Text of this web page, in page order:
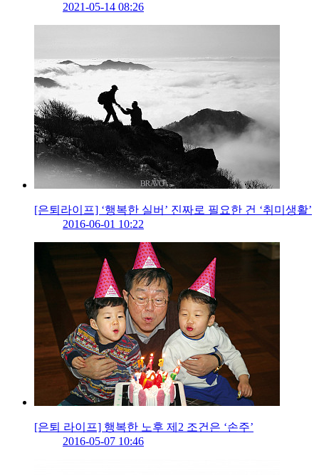
2021-05-14 08:26
[은퇴라이프] ‘행복한 실버’ 진짜로 필요한 건 ‘취미생활’
2016-06-01 10:22
[은퇴 라이프] 행복한 노후 제2 조건은 ‘손주’
2016-05-07 10:46